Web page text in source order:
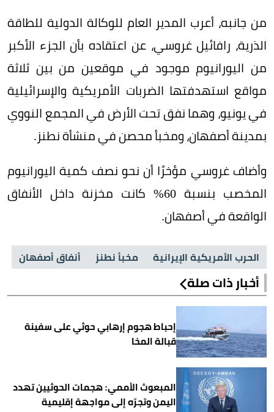
من جانبه، أعرب المدير العام للوكالة الدولية للطاقة
الذرية، رافائيل غروسي، عن اعتقاده بأن الجزء الأكبر
من اليورانيوم موجود في موقعين من بين ثلاثة
مواقع استهدفتها الضربات الأمريكية والإسرائيلية
في يونيو، وهما نفق تحت الأرض في المجمع النووي
بمدينة أصفهان، ومخبأ محصن في منشأة نطنز.
وأضاف غروسي مؤخرًا أن نحو نصف كمية اليورانيوم
المخصب بنسبة 60% كانت مخزنة داخل الأنفاق
الواقعة في أصفهان.
الحرب الأمريكية الإيرانية مخبأ نطنز أنفاق أصفهان
أخبار ذات صلة
إحباط هجوم إرهابي حوثي على سفينة
قبالة المخا
المبعوث الأممي: هجمات الحوثيين تهدد
اليمن وتجرّه إلى مواجهة إقليمية